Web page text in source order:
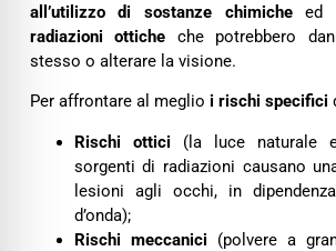
all’utilizzo di sostanze chimicheed
radiazioni ottiche che potrebbero
stesso o alterare la visione.
Per affrontare al meglio i rischi specifici
Rischi ottici (la luce naturale
sorgenti di radiazioni causano
lesioni agli occhi, in
d’onda);
Rischi meccanici (polvere a